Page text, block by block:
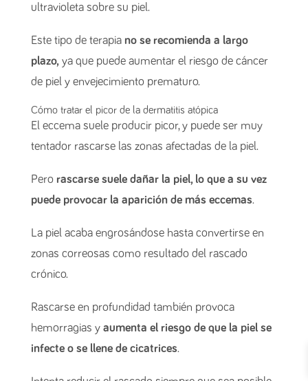
ultravioleta sobre su piel.
Este tipo de terapia no se recomienda a largo
plazo,ya que puede aumentar el riesgo de cáncer
de piel y envejecimiento prematuro.
Cómo tratar el picor de la dermatitis atópica
El eccema suele producir picor, y puede ser muy
tentador rascarse las zonas afectadas de la piel.
Pero rascarse suele dañar la piel, lo que a su vez
puede provocar la aparición de más eccemas.
La piel acaba engrosándose hasta convertirse en
zonas correosas como resultado del rascado
crónico.
Rascarse en profundidad también provoca
hemorragias y aumenta el riesgo de que la piel se
infecte o se llene de cicatrices.